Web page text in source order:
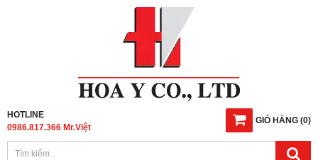
GIỎ HÀNG (0)
HOTLINE
0986.817.366 Mr.Việt